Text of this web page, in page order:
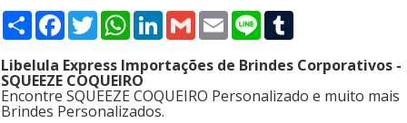
Compartilhar
Facebook
TwitterWhatsApp
LinkedIn
GmailEmailLine
Libelula Express Importações de Brindes Corporativos -
SQUEEZE COQUEIRO
Encontre SQUEEZE COQUEIRO Personalizado e muito mais
Brindes Personalizados.